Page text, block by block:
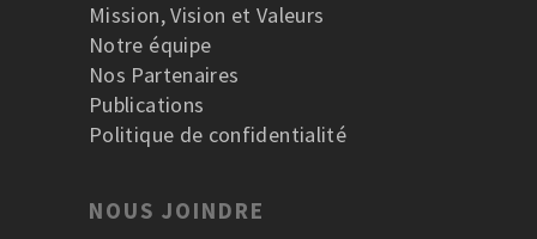
Mission, Vision et Valeurs
Notre équipe
Nos Partenaires
Publications
Politique de confidentialité
NOUS JOINDRE